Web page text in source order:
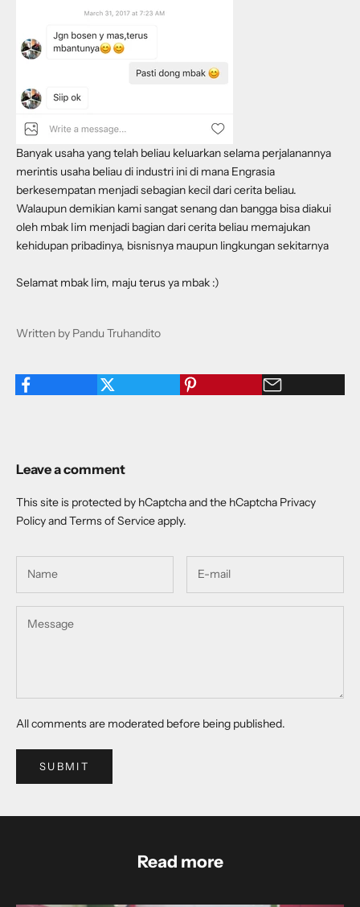
Banyak usaha yang telah beliau keluarkan selama perjalanannya
merintis usaha beliau di industri ini di mana Engrasia
berkesempatan menjadi sebagian kecil dari cerita beliau.
Walaupun demikian kami sangat senang dan bangga bisa diakui
oleh mbak Iim menjadi bagian dari cerita beliau memajukan
kehidupan pribadinya, bisnisnya maupun lingkungan sekitarnya
Selamat mbak Iim, maju terus ya mbak :)
Written by Pandu Truhandito
Leave a comment
This site is protected by hCaptcha and the hCaptcha Privacy
PolicyandTerms of Serviceapply.
All comments are moderated before being published.
SUBMIT
Read more